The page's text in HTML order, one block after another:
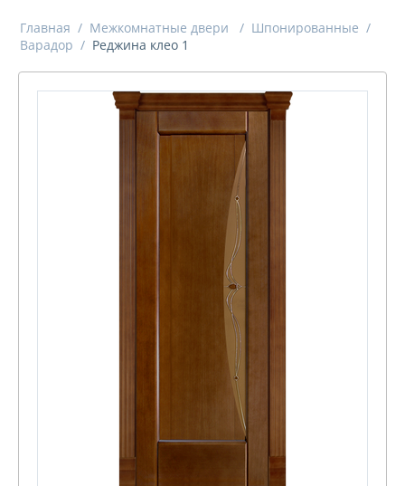
Главная / Межкомнатные двери / Шпонированные /
Варадор / Реджина клео 1